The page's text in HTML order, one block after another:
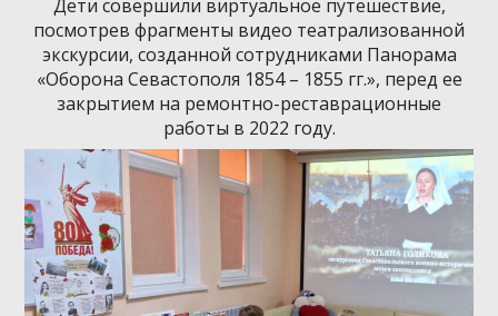
Дети совершили виртуальное путешествие,
посмотрев фрагменты видео театрализованной
экскурсии, созданной сотрудниками Панорама
«Оборона Севастополя 1854 – 1855 гг.», перед ее
закрытием на ремонтно-реставрационные
работы в 2022 году.